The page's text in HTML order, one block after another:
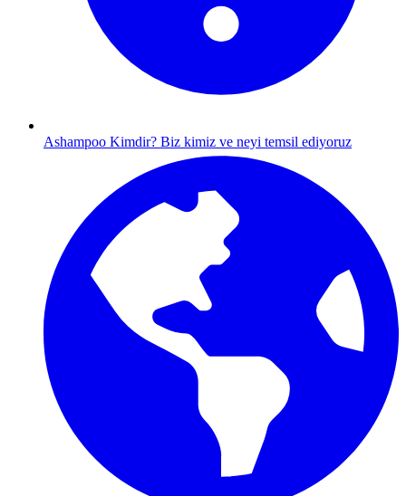
Ashampoo Kimdir? Biz kimiz ve neyi temsil ediyoruz